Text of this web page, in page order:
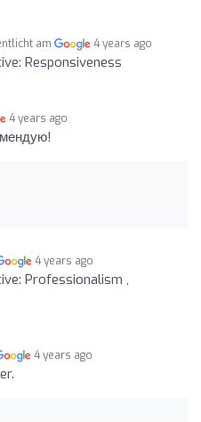
am 4 years ago
Responsiveness
4 years ago
4 years ago
Professionalism ,
4 years ago